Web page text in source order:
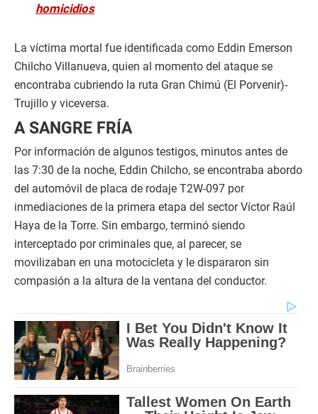
homicidios
La víctima mortal fue identificada como Eddin Emerson
Chilcho Villanueva, quien al momento del ataque se
encontraba cubriendo la ruta Gran Chimú (El Porvenir)-
Trujillo y viceversa.
A SANGRE FRÍA
Por información de algunos testigos, minutos antes de
las 7:30 de la noche, Eddin Chilcho, se encontraba abordo
del automóvil de placa de rodaje T2W-097 por
inmediaciones de la primera etapa del sector Víctor Raúl
Haya de la Torre. Sin embargo, terminó siendo
interceptado por criminales que, al parecer, se
movilizaban en una motocicleta y le dispararon sin
compasión a la altura de la ventana del conductor.